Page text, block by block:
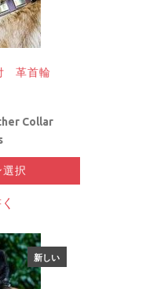
革首輪
Collar
択
新しい